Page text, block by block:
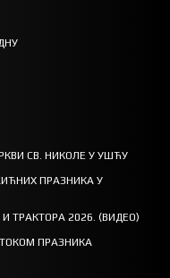
СВ. НИКОЛЕ У УШЋУ
ПРАЗНИКА У
2026. (ВИДЕО)
ПРАЗНИКА